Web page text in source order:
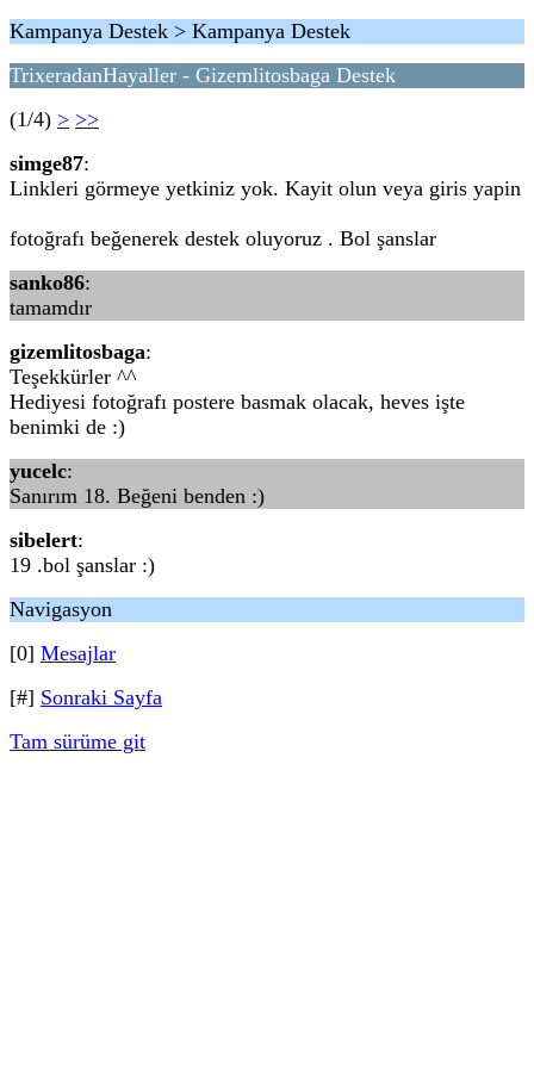
Kampanya Destek > Kampanya Destek
TrixeradanHayaller - Gizemlitosbaga Destek
(1/4) > >>
simge87:
Linkleri görmeye yetkiniz yok. Kayit olun veya giris yapin
fotoğrafı beğenerek destek oluyoruz . Bol şanslar
sanko86:
tamamdır
gizemlitosbaga:
Teşekkürler ^^
Hediyesi fotoğrafı postere basmak olacak, heves işte
benimki de :)
yucelc:
Sanırım 18. Beğeni benden :)
sibelert:
19 .bol şanslar :)
Navigasyon
[0] Mesajlar
[#] Sonraki Sayfa
Tam sürüme git